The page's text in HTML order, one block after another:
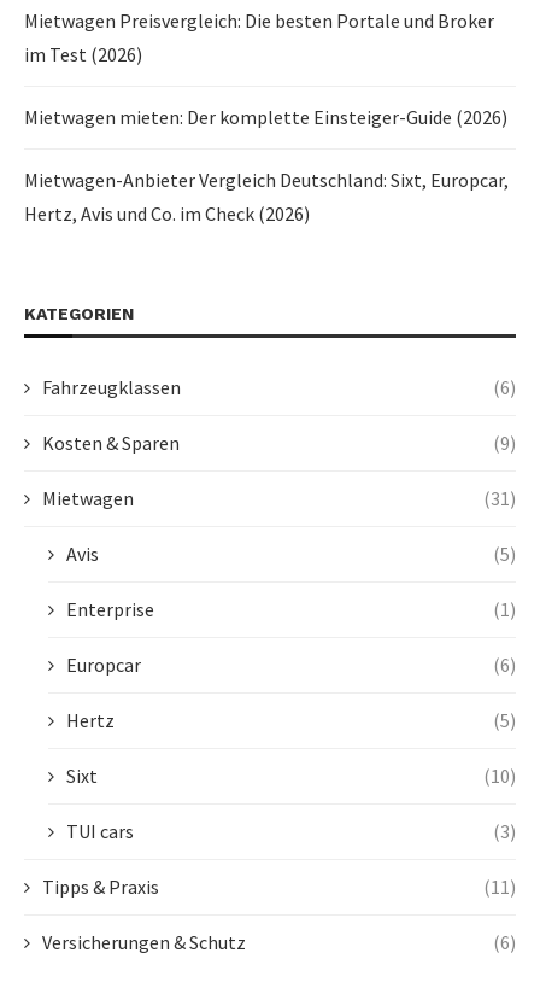
Mietwagen Preisvergleich: Die besten Portale und Broker
im Test (2026)
Mietwagen mieten: Der komplette Einsteiger-Guide (2026)
Mietwagen-Anbieter Vergleich Deutschland: Sixt, Europcar,
Hertz, Avis und Co. im Check (2026)
KATEGORIEN
Fahrzeugklassen (6)
Kosten & Sparen (9)
Mietwagen (31)
Avis (5)
Enterprise (1)
Europcar (6)
Hertz (5)
Sixt (10)
TUI cars (3)
Tipps & Praxis (11)
Versicherungen & Schutz (6)